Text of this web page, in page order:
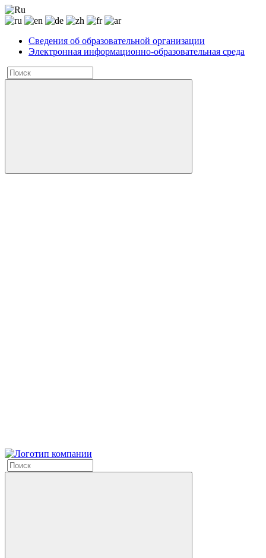
Сведения об образовательной организации
Электронная информационно-образовательная среда